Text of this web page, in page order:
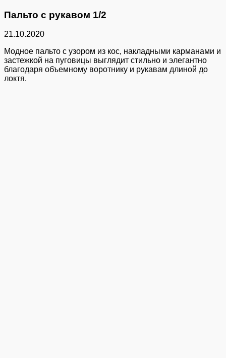
Пальто с рукавом 1/2
21.10.2020
Модное пальто с узором из кос, накладными карманами и
застежкой на пуговицы выглядит стильно и элегантно
благодаря объемному воротнику и рукавам длиной до
локтя.